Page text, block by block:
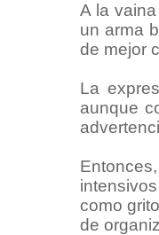
A la
un arma
de mejor
La
aunque
como
de